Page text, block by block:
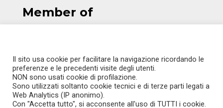
Member of
ITALIANO
ENGLISH
Il sito usa cookie per facilitare la navigazione ricordando le
preferenze e le precedenti visite degli utenti.
NON sono usati cookie di profilazione.
Sono utilizzati soltanto cookie tecnici e di terze parti legati a
Web Analytics (IP anonimo).
Con "Accetta tutto", si acconsente all'uso di TUTTI i cookie.